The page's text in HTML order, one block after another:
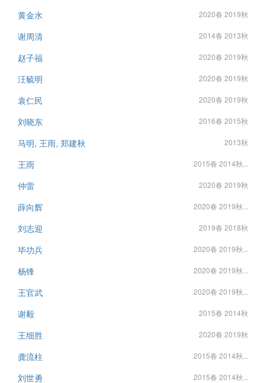
黄金水 2020春 2019秋
谢周清 2014春 2013秋
赵子福 2020春 2019秋
汪毓明 2020春 2019秋
袁仁民 2020春 2019秋
刘晓东 2016春 2015秋
马明, 王雨, 郑建秋 2013秋
王雨 2015春 2014秋...
仲雷 2020春 2019秋
薛向辉 2020春 2019秋...
刘志迎 2019春 2018秋
毕功兵 2020春 2019秋...
杨锋 2020春 2019秋...
王官武 2020春 2019秋...
谢毅 2015春 2014秋
王细胜 2020春 2019秋
龚流柱 2015春 2014秋...
刘世勇 2015春 2014秋...